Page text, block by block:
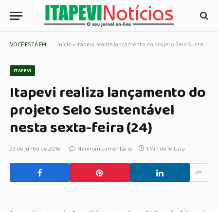
VOCÊ ESTÁ EM: Início »Itapevi realiza lançamento do projeto Selo Sustentável nesta sexta-feira (24)
ITAPEVI
Itapevi realiza lançamento do
projeto Selo Sustentável
nesta sexta-feira (24)
23 de junho de 2016 Nenhum comentário 1 Min de leitura